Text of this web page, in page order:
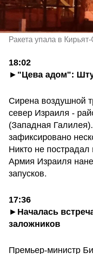
Ракета упала в
18:02
►"Цева адом":
Сирена воздушной
север Израиля -
(Западная
зафиксировано
Никто не
Армия Израиля
запусков.
17:36
► Началась
заложников
Премьер-министр